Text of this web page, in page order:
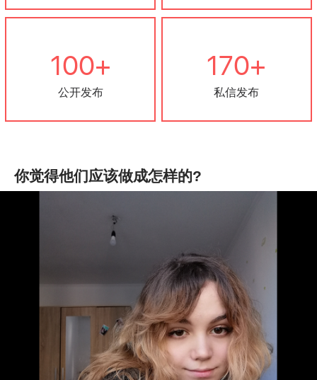
100+
公开发布
170+
私信发布
你觉得他们应该做成怎样的?